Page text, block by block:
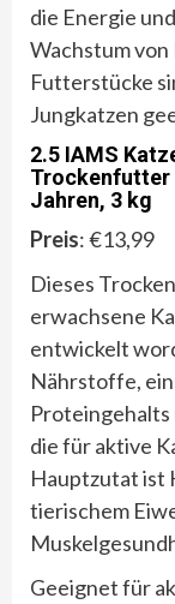
die Energie
Wachstum
Futterstücke
Jungkatzen
2.5 IAMS
Trockenfutter
Jahren, 3 kg
Preis: €13,99
Dieses
erwachsene
entwickelt
Nährstoffe,
die für aktive
Hauptzutat ist
tierischem
Geeignet für